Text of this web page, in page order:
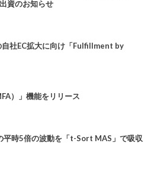
資のお知らせ
社EC拡大に向け「Fulfillment by
）」機能をリリース
平時5倍の波動を「t-Sort MAS」で吸収